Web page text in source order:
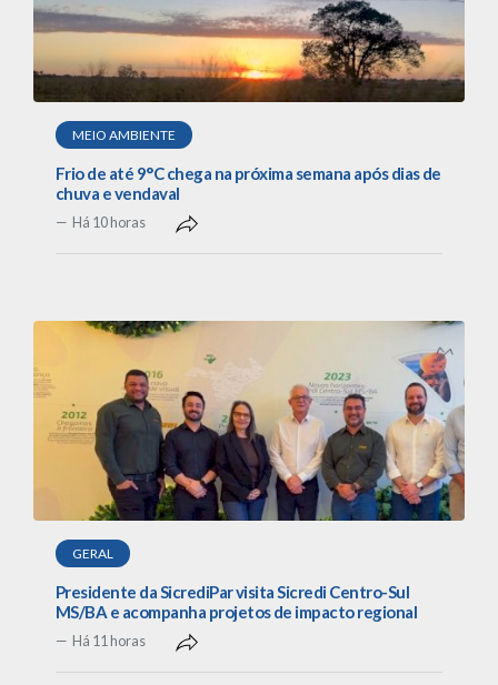
MEIO AMBIENTE
Frio de até 9°C chega na próxima semana após dias de
chuva e vendaval
Há 10 horas
GERAL
Presidente da SicrediPar visita Sicredi Centro-Sul
MS/BA e acompanha projetos de impacto regional
Há 11 horas